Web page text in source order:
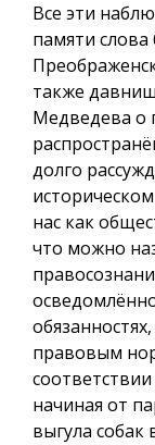
Все эти
памяти слова
также
Медведева о
долго
нас как
что можно
правовым
начиная от
выгула собак